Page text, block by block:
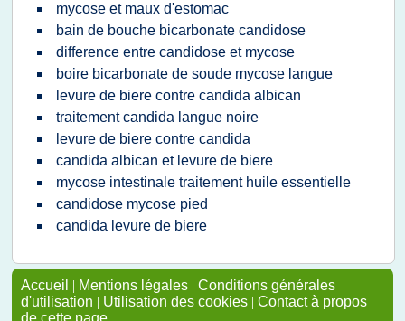
mycose et maux d'estomac
bain de bouche bicarbonate candidose
difference entre candidose et mycose
boire bicarbonate de soude mycose langue
levure de biere contre candida albican
traitement candida langue noire
levure de biere contre candida
candida albican et levure de biere
mycose intestinale traitement huile essentielle
candidose mycose pied
candida levure de biere
Accueil | Mentions légales | Conditions générales
d'utilisation | Utilisation des cookies | Contact à propos
de cette page